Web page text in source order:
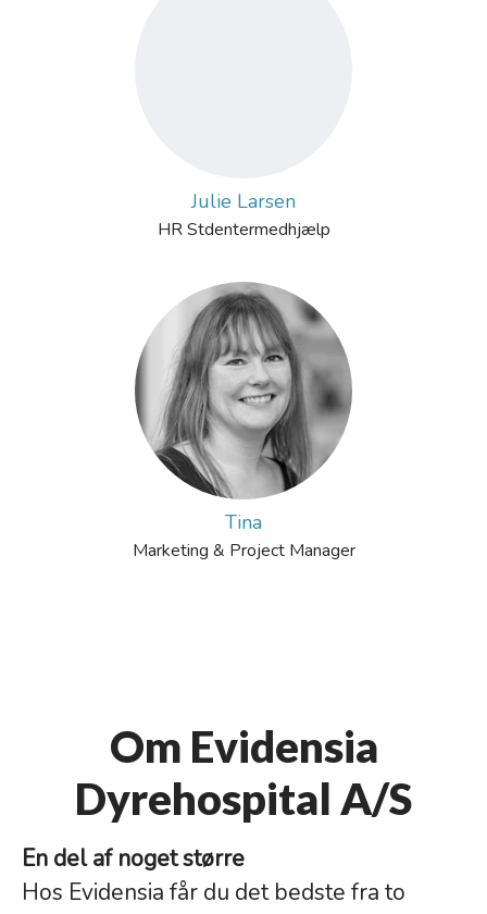
Julie Larsen
HR Stdentermedhjælp
Tina
Marketing & Project Manager
Om Evidensia
Dyrehospital A/S
En del af noget større
Hos Evidensia får du det bedste fra to